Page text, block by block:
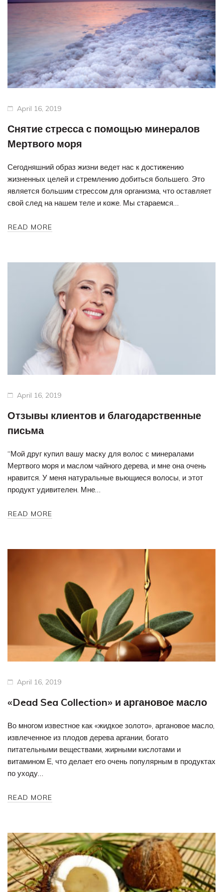
Дневной крем
Ночной крем
Сыворотка для лица
Грязевая маска для лица
Уход за волосами
Шампунь
Кондиционер
Активированный уголь и Ретинол
Гималайский
Цветущая вишня
Конопля и Масло какао
Ваниль
Активированный уголь и
Шиповник
Конопля и Коллаген
Мужская серия
April 16, 2019
Снятие стресса с помощью минералов
Мертвого моря
Сегодняшний образ жизни ведет нас к достижению
жизненных целей и стремлению добиться большего. Это
является большим стрессом для организма, что оставляет
свой след на нашем теле и коже. Мы стараемся…
READ MORE
April 16, 2019
Отзывы клиентов и благодарственные
письма
“Мой друг купил вашу маску для волос с минералами
Мертвого моря и маслом чайного дерева, и мне она очень
нравится. У меня натуральные вьющиеся волосы, и этот
продукт удивителен. Мне…
READ MORE
April 16, 2019
«Dead Sea Collection» и аргановое масло
Во многом известное как «жидкое золото», аргановое масло,
извлеченное из плодов дерева аргании, богато
питательными веществами, жирными кислотами и
витамином Е, что делает его очень популярным в продуктах
по уходу…
READ MORE